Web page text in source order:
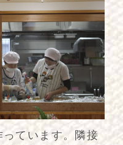
ています。隣接